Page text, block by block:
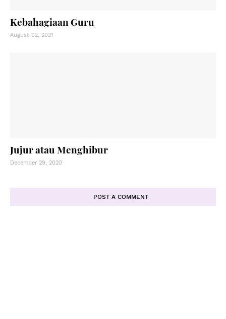
Kebahagiaan Guru
August 02, 2021
Jujur atau Menghibur
December 29, 2020
POST A COMMENT